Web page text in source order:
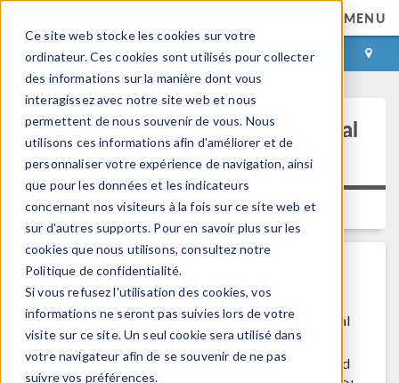
Ce site web stocke les cookies sur votre
ordinateur. Ces cookies sont utilisés pour collecter
des informations sur la manière dont vous
interagissez avec notre site web et nous
permettent de nous souvenir de vous. Nous
utilisons ces informations afin d'améliorer et de
personnaliser votre expérience de navigation, ainsi
que pour les données et les indicateurs
concernant nos visiteurs à la fois sur ce site web et
sur d'autres supports. Pour en savoir plus sur les
cookies que nous utilisons, consultez notre
Politique de confidentialité.
Si vous refusez l'utilisation des cookies, vos
informations ne seront pas suivies lors de votre
visite sur ce site. Un seul cookie sera utilisé dans
votre navigateur afin de se souvenir de ne pas
suivre vos préférences.
MENU
CONNEXION CONTACT
Thread placement on >64 logical
cores on Windows
Platform:WindowsVersions:5.5
Problem Description
On Windows computers with more than 64 logical
cores (e.g. with more than 32 physical cores and
Hyperthreading enabled as recommended) thread